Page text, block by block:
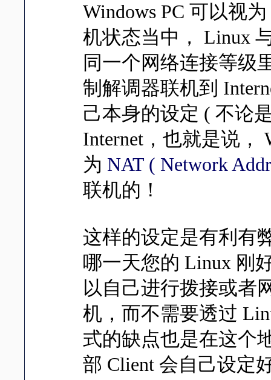
Windows PC 可以视
机状态当中， Linux
同一个网络连接等级
制解调器联机到
己本身的设定 ( 不论
Internet，也就是说，
为 NAT ( Network
联机的！
这样的设定是有利有
哪一天您的 Linux 刚
以自己进行拨接或者
机，而不需要透过
式的缺点也是在这个
部 Client 会自己设定